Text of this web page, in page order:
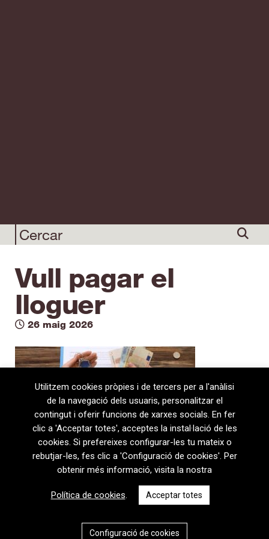
Vull pagar el
lloguer
26 maig 2026
08720 Vilafranca del Penedès · General Prim 5, 2n · Barcelona
T+34 938 170 417 ·
+34 938 170 301
Política de privacitat|Política de cookies
Utilitzem cookies pròpies i de tercers per a l'anàlisi
de la navegació dels usuaris, personalitzar el
contingut i oferir funcions de xarxes socials. En fer
clic a 'Acceptar totes', acceptes la instal·lació de les
cookies. Si prefereixes configurar-les tu mateix o
rebutjar-les, fes clic a 'Configuració de cookies'. Per
obtenir més informació, visita la nostra
Política de cookies. Acceptar totes
Configuració de cookies